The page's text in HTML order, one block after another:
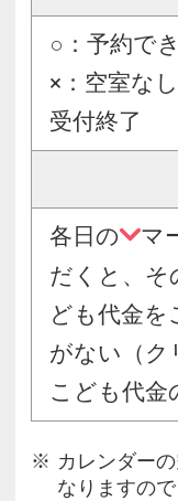
○：予約
×：空室な
受付終了
各日の
マ
だくと、そ
ども代金を
がない（ク
こども代金
カレンダー
なりますの